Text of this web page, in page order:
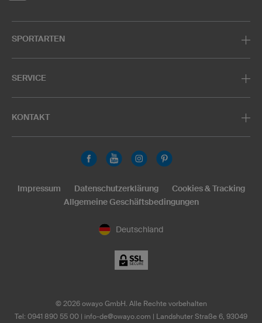
SPORTARTEN
SERVICE
KONTAKT
Deutschland
Impressum Datenschutzerklärung
Cookies & Tracking
Allgemeine Geschäftsbedingungen
© 2026owayo GmbH. Alle Rechte vorbehalten
Tel: 0941 890 55 00
info-de@owayo.com | Landshuter Straße 6, 93049